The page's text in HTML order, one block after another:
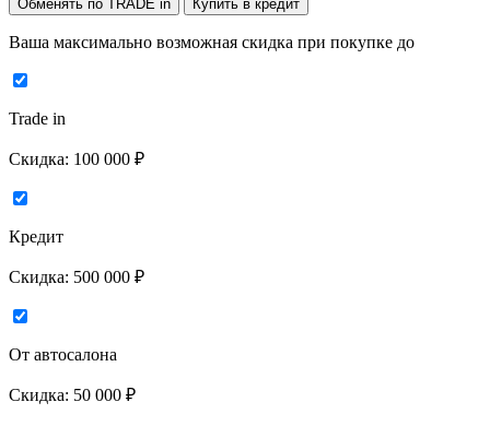
Обменять по TRADE in Купить в кредит
Ваша максимально возможная скидка при покупке до
Trade in
Скидка: 100 000 ₽
Кредит
Скидка: 500 000 ₽
От автосалона
Скидка: 50 000 ₽